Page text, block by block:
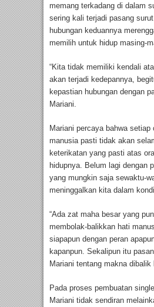
memang terkadang di dalam
sering kali terjadi pasang
hubungan keduannya
memilih untuk hidup masing-
“Kita tidak memiliki kendali
akan terjadi kedepannya,
kepastian hubungan dengan
Mariani.
Mariani percaya bahwa setiap
manusia pasti tidak akan
keterikatan yang pasti atas
hidupnya. Belum lagi dengan
yang mungkin saja sewaktu-
meninggalkan kita dalam
“Ada zat maha besar yang
membolak-balikkan hati
siapapun dengan peran
kapanpun. Sekalipun itu
Mariani tentang makna dibalik
Pada proses pembuatan single
Mariani tidak sendiran